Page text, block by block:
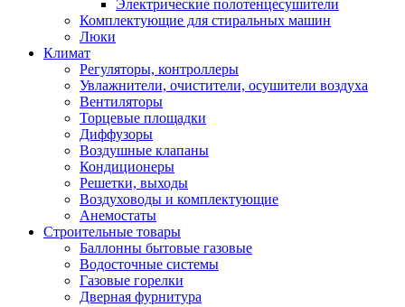
Электрические полотенцесушители
Комплектующие для стиральных машин
Люки
Климат
Регуляторы, контроллеры
Увлажнители, очистители, осушители воздуха
Вентиляторы
Торцевые площадки
Диффузоры
Воздушные клапаны
Кондиционеры
Решетки, выходы
Воздуховоды и комплектующие
Анемостаты
Строительные товары
Баллонны бытовые газовые
Водосточные системы
Газовые горелки
Дверная фурнитура